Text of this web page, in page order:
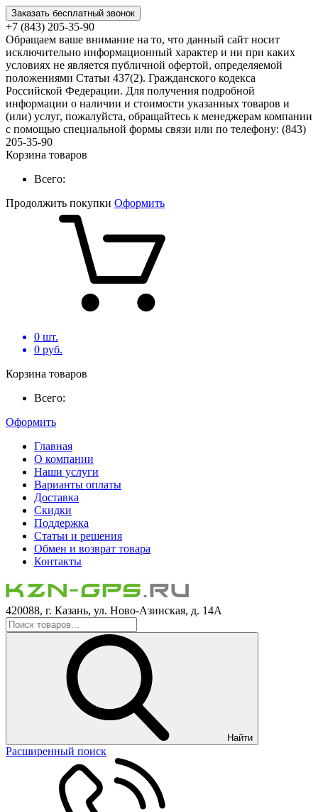
Заказать бесплатный звонок
+7 (843) 205-35-90
Обращаем ваше внимание на то, что данный сайт носит
исключительно информационный характер и ни при каких
условиях не является публичной офертой, определяемой
положениями Статьи 437(2). Гражданского кодекса
Российской Федерации. Для получения подробной
информации о наличии и стоимости указанных товаров и
(или) услуг, пожалуйста, обращайтесь к менеджерам компании
с помощью специальной формы связи или по телефону: (843)
205-35-90
Корзина товаров
Всего:
Продолжить покупки Оформить
0 шт.
0 руб.
Корзина товаров
Всего:
Оформить
Главная
О компании
Наши услуги
Варианты оплаты
Доставка
Скидки
Поддержка
Статьи и решения
Обмен и возврат товара
Контакты
420088, г. Казань, ул. Ново-Азинская, д. 14А
Найти
Расширенный поиск